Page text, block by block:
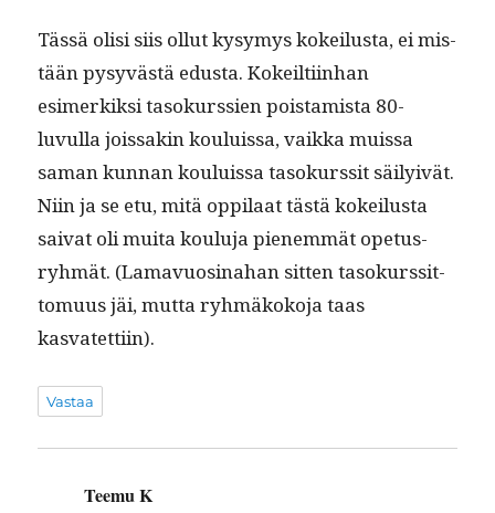
Tässä olisi siis ollut kysymys kokeilus­ta, ei mis­
tään pysyvästä edus­ta. Kokeilti­in­han
esimerkik­si tasokurssien pois­tamista 80-
luvul­la jois­sakin kouluis­sa, vaik­ka muis­sa
saman kun­nan kouluis­sa tasokurssit säi­lyivät.
Niin ja se etu, mitä oppi­laat tästä kokeilus­ta
sai­vat oli mui­ta koulu­ja pienem­mät ope­tus­
ryh­mät. (Lamavu­osi­na­han sit­ten tasokurssit­
to­muus jäi, mut­ta ryh­mäkoko­ja taas
kasvatettiin).
Vastaa
Teemu K